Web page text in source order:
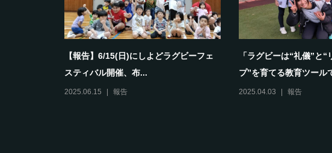
【報告】6/15(日)にしよどラグビーフェ
スティバル開催、布...
2025.06.15 報告
「ラグビーは“礼儀”と“
プ”を育てる教育ツール
2025.04.03 報告